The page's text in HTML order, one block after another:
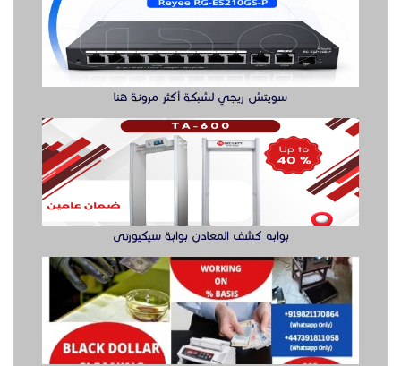
بوابه كشف المعادن بوابة سيكيورتى
buy ssd solution
كراسي حضور عالية الجودة للمعارض